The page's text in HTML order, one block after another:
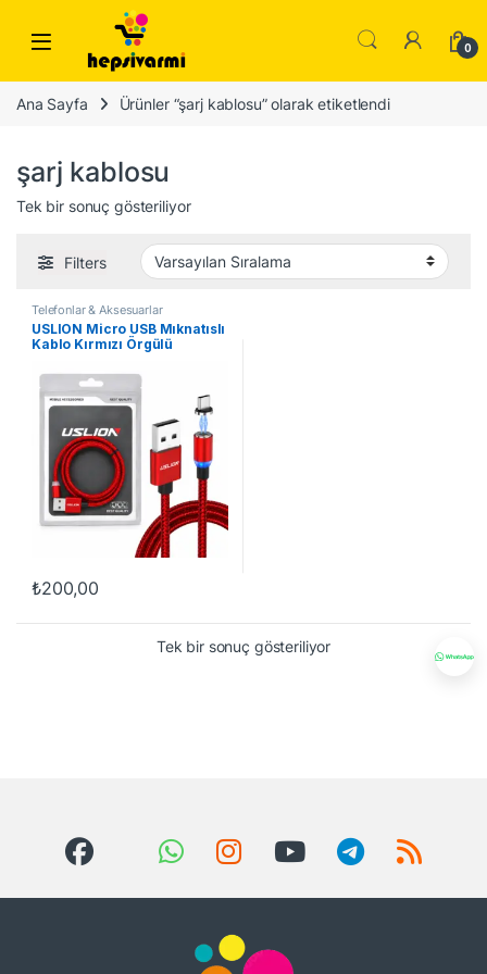
Skip to navigation
0
Ana Sayfa Ürünler “şarj kablosu” olarak etiketlendi
şarj kablosu
Tek bir sonuç gösteriliyor
Filters
Telefonlar & Aksesuarlar
USLION Micro USB Mıknatıslı
Kablo Kırmızı Örgülü
₺200,00
Tek bir sonuç gösteriliyor